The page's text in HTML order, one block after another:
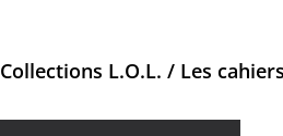
Collections L.O.L. / Les